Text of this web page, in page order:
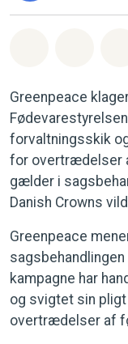
Greenpeace
forvaltningsskik
for overtrædelser
gælder i
Danish Crowns
Greenpeace
sagsbehandlingen
kampagne har
og svigtet sin
overtrædelser af